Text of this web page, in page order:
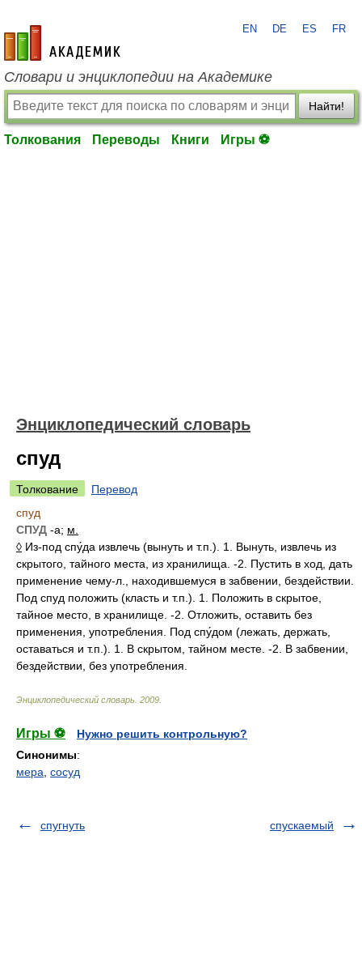
academic.ru
EN DE ES FR
Словари и энциклопедии на Академике
Найти!
Толкования Переводы Книги Игры ⚽
Энциклопедический словарь
спуд
Толкование
Перевод
спуд
СПУД -а; м.
◊ Из-под спу́да извлечь (вынуть и т.п.). 1. Вынуть, извлечь из
скрытого, тайного места, из хранилища. -2. Пустить в ход, дать
применение чему-л., находившемуся в забвении, бездействии.
Под спуд положить (класть и т.п.). 1. Положить в скрытое,
тайное место, в хранилище. -2. Отложить, оставить без
применения, употребления. Под спу́дом (лежать, держать,
оставаться и т.п.). 1. В скрытом, тайном месте. -2. В забвении,
бездействии, без употребления.
Энциклопедический словарь 2009
Игры ⚽
Нужно решить контрольную?
Синонимы:
мера сосуд
спугнуть спускаемый